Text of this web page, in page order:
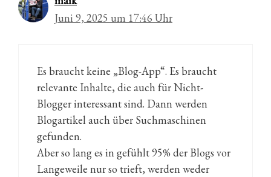
Juni 9, 2025 um 17:46 Uhr
Es braucht keine „Blog-App“. Es braucht
relevante Inhalte, die auch für Nicht-
Blogger interessant sind. Dann werden
Blogartikel auch über Suchmaschinen
gefunden.
Aber so lang es in gefühlt 95% der Blogs vor
Langeweile nur so trieft, werden weder